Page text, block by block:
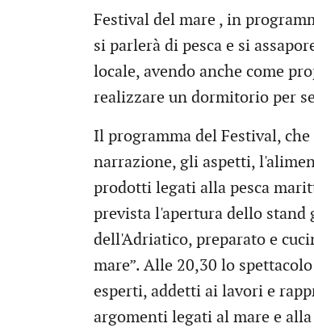
Festival del mare , in
si parlerà di pesca e si
locale, avendo anche come
realizzare un dormitorio per
Il programma del Festival,
narrazione, gli aspetti,
prodotti legati alla pesca
prevista l'apertura dello stand
dell'Adriatico, preparato e
mare”. Alle 20,30 lo
esperti, addetti ai lavori e
argomenti legati al mare e